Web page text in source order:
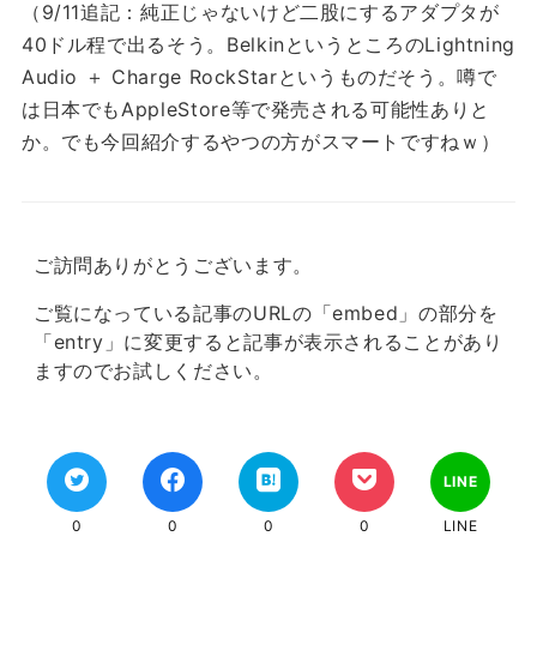
（9/11追記：純正じゃないけど二股にするアダプタが
40ドル程で出るそう。BelkinというところのLightning
Audio ＋ Charge RockStarというものだそう。噂で
は日本でもAppleStore等で発売される可能性ありと
か。でも今回紹介するやつの方がスマートですねｗ）
ご訪問ありがとうございます。
ご覧になっている記事のURLの「embed」の部分を
「entry」に変更すると記事が表示されることがあり
ますのでお試しください。
0 0 0 0
LINE
LINE